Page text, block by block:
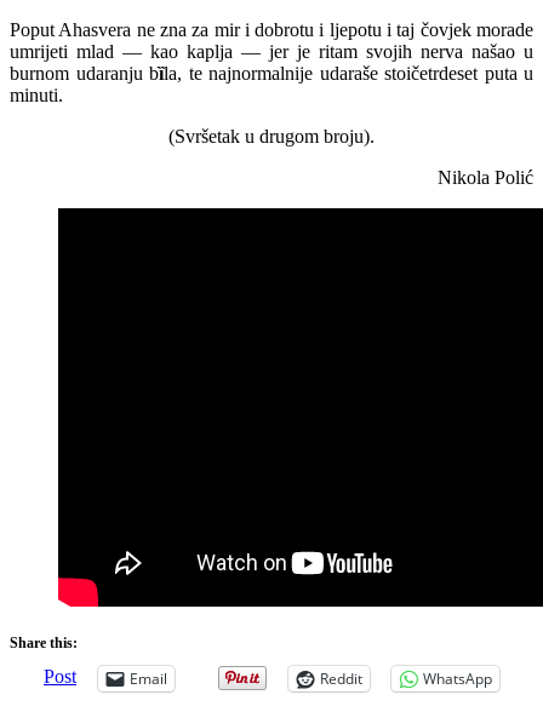
Poput Ahasvera ne zna za mir i dobrotu i ljepotu i taj čovjek morade
umrijeti mlad — kao kaplja — jer je ritam svojih nerva našao u
burnom udaranju bȉla, te najnormalnije udaraše stoičetrdeset puta u
minuti.
(Svršetak u drugom broju).
Nikola Polić
Share this:
Post Email Reddit WhatsApp